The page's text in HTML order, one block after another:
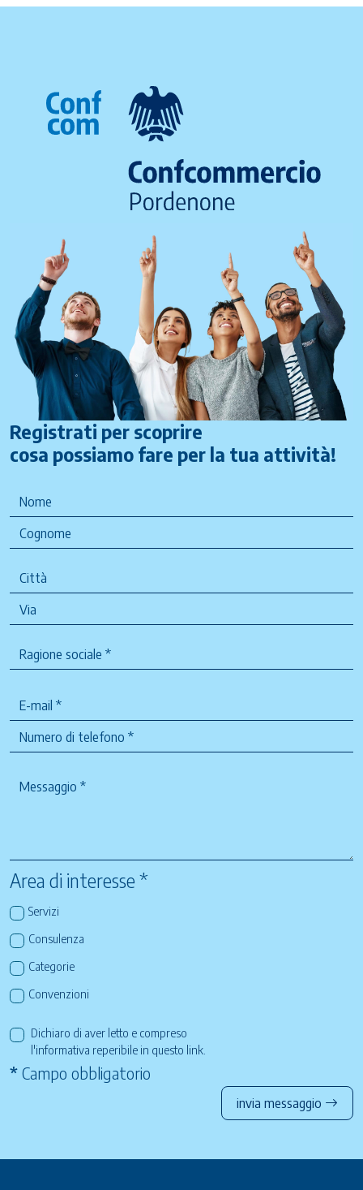
Registrati per scoprire
cosa possiamo fare per la tua attività!
Area di interesse *
Servizi
Consulenza
Categorie
Convenzioni
Dichiaro di aver letto e compreso
l'informativa reperibile in questo link
* Campo obbligatorio
invia messaggio